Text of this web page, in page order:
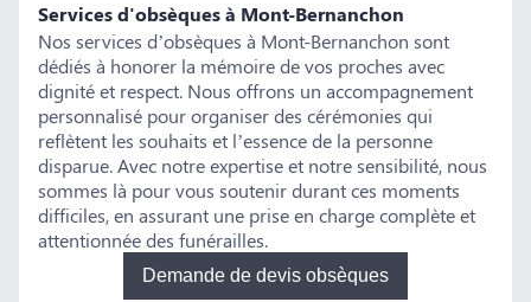
Services d'obsèques à Mont-Bernanchon
Nos services d’obsèques à Mont-Bernanchon sont
dédiés à honorer la mémoire de vos proches avec
dignité et respect. Nous offrons un accompagnement
personnalisé pour organiser des cérémonies qui
reflètent les souhaits et l’essence de la personne
disparue. Avec notre expertise et notre sensibilité, nous
sommes là pour vous soutenir durant ces moments
difficiles, en assurant une prise en charge complète et
attentionnée des funérailles.
Demande de devis obsèques